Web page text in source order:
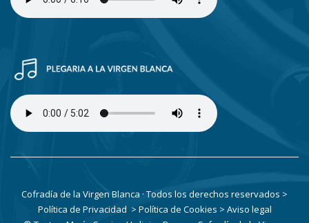
Cofradía de la Virgen Blanca · Todos los derechos reservados >
Política de Privacidad > Política de Cookies > Aviso legal